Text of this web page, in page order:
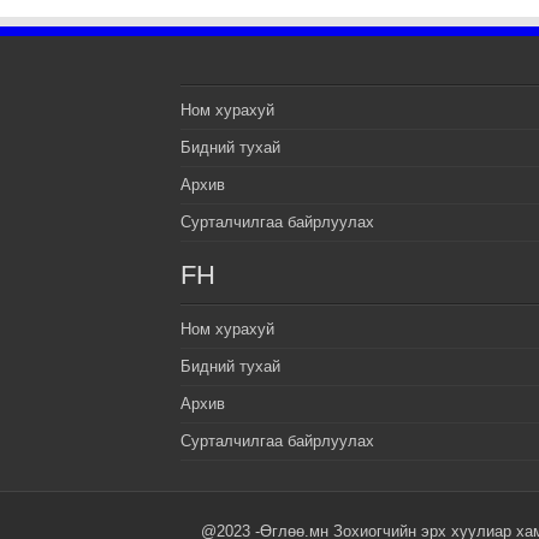
Ном хурахуй
Бидний тухай
Архив
Сурталчилгаа байрлуулах
FH
Ном хурахуй
Бидний тухай
Архив
Сурталчилгаа байрлуулах
@2023 -Өглөө.мн Зохиогчийн эрх хуулиар